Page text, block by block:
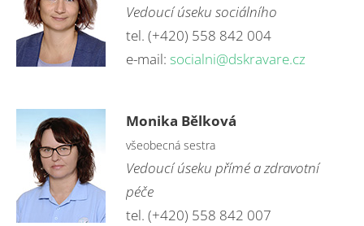
Vedoucí úseku sociálního
tel. (+420) 558 842 004
e-mail: socialni@dskravare.cz
Monika Bělková
všeobecná sestra
Vedoucí úseku přímé a zdravotní
péče
tel. (+420) 558 842 007